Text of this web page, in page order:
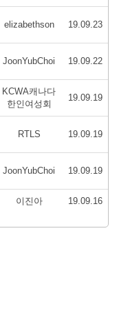
elizabethson 19.09.23
JoonYubChoi 19.09.22
KCWA캐나다
한인여성회
19.09.19
RTLS 19.09.19
JoonYubChoi 19.09.19
이진아 19.09.16